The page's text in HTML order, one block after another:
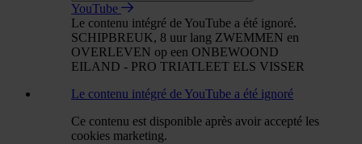
YouTube
Le contenu intégré de YouTube a été ignoré.
SCHIPBREUK, 8 uur lang ZWEMMEN en
OVERLEVEN op een ONBEWOOND
EILAND - PRO TRIATLEET ELS VISSER
Le contenu intégré de YouTube a été ignoré
Ce contenu est disponible après avoir accepté les
cookies marketing.